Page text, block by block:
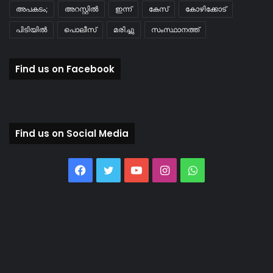
അപകടം; അറസ്റ്റിൽ ഇന്ന് കേസ് കോഴിക്കോട്
പിടിയിൽ പൊലീസ് മരിച്ചു സംസ്ഥാനത്ത്
Find us on Facebook
Find us on Social Media
Facebook
TwitterYouTubeInstagramWhatsApp